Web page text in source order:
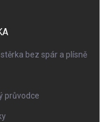
bez spár a plísně
průvodce